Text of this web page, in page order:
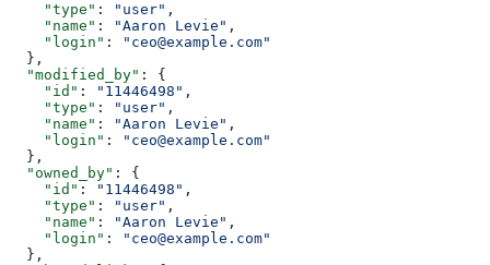
    "type"
: "user" ,
    "name"
: "Aaron Levie" ,
    "login"
:
"ceo@example.com"
  },
  "modified_by"
: {
    "id"
: "11446498" ,
    "type"
: "user" ,
    "name"
: "Aaron Levie" ,
    "login"
:
"ceo@example.com"
  },
  "owned_by"
: {
    "id"
: "11446498" ,
    "type"
: "user" ,
    "name"
: "Aaron Levie" ,
    "login"
:
"ceo@example.com"
  },